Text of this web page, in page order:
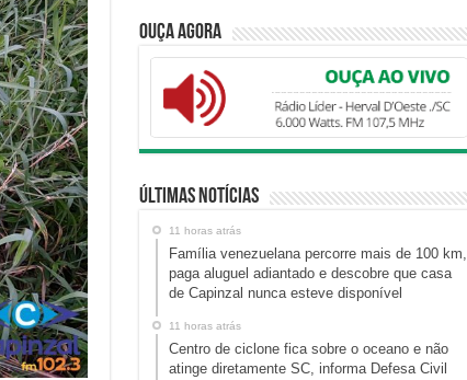
Ouça Agora
Últimas Notícias
11 horas atrás
Família venezuelana percorre mais de 100 km,
paga aluguel adiantado e descobre que casa
de Capinzal nunca esteve disponível
11 horas atrás
Centro de ciclone fica sobre o oceano e não
atinge diretamente SC, informa Defesa Civil